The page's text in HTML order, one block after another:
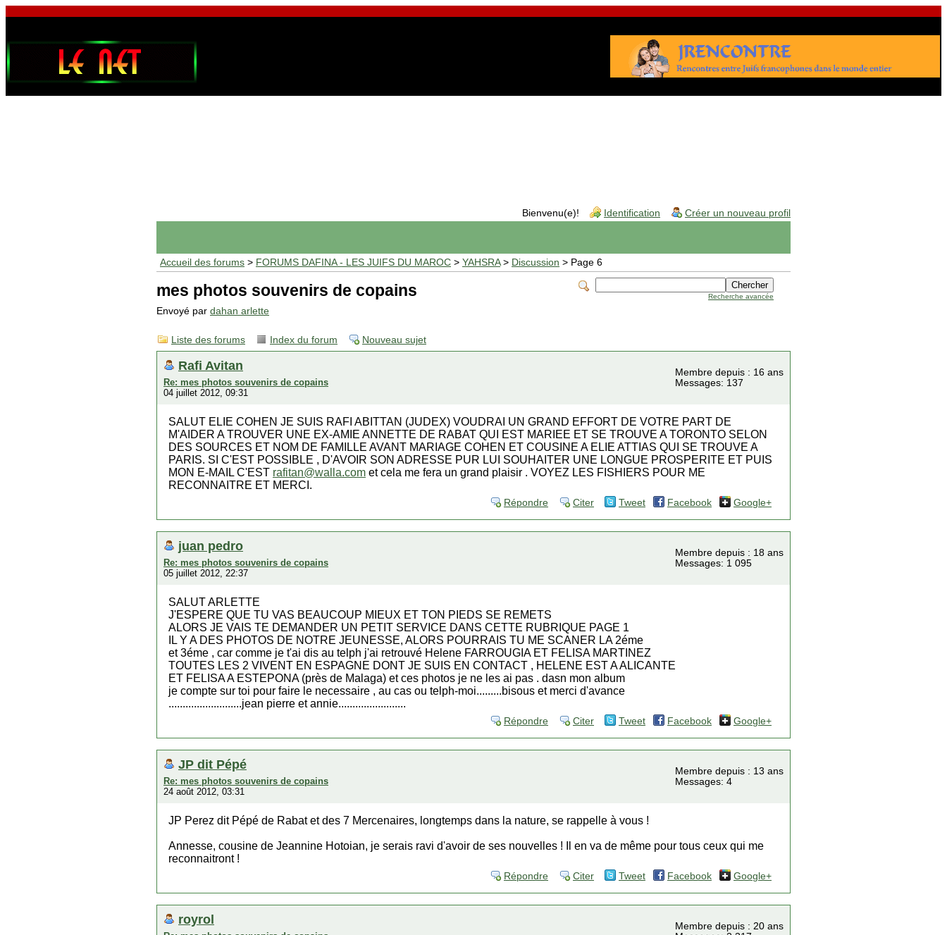
Bienvenu(e)! Identification Créer un nouveau profil
Accueil des forums > FORUMS DAFINA - LES JUIFS DU MAROC > YAHSRA> Discussion > Page 6
Recherche avancée
mes photos souvenirs de copains
Envoyé par dahan arlette
Liste des forums Index du forum Nouveau sujet
Rafi Avitan
Re: mes photos souvenirs de copains
04 juillet 2012, 09:31
Membre depuis : 16 ans
Messages: 137
SALUT ELIE COHEN JE SUIS RAFI ABITTAN (JUDEX) VOUDRAI UN GRAND EFFORT DE VOTRE PART DE
M'AIDER A TROUVER UNE EX-AMIE ANNETTE DE RABAT QUI EST MARIEE ET SE TROUVE A TORONTO SELON
DES SOURCES ET NOM DE FAMILLE AVANT MARIAGE COHEN ET COUSINE A ELIE ATTIAS QUI SE TROUVE A
PARIS. SI C'EST POSSIBLE , D'AVOIR SON ADRESSE PUR LUI SOUHAITER UNE LONGUE PROSPERITE ET PUIS
MON E-MAIL C'EST rafitan@walla.com et cela me fera un grand plaisir . VOYEZ LES FISHIERS POUR ME
RECONNAITRE ET MERCI.
Répondre Citer Tweet Facebook Google+
juan pedro
Re: mes photos souvenirs de copains
05 juillet 2012, 22:37
Membre depuis : 18 ans
Messages: 1 095
SALUT ARLETTE
J'ESPERE QUE TU VAS BEAUCOUP MIEUX ET TON PIEDS SE REMETS
ALORS JE VAIS TE DEMANDER UN PETIT SERVICE DANS CETTE RUBRIQUE PAGE 1
IL Y A DES PHOTOS DE NOTRE JEUNESSE, ALORS POURRAIS TU ME SCANER LA 2éme
et 3éme , car comme je t'ai dis au telph j'ai retrouvé Helene FARROUGIA ET FELISA MARTINEZ
TOUTES LES 2 VIVENT EN ESPAGNE DONT JE SUIS EN CONTACT , HELENE EST A ALICANTE
ET FELISA A ESTEPONA (près de Malaga) et ces photos je ne les ai pas . dasn mon album
je compte sur toi pour faire le necessaire , au cas ou telph-moi.........bisous et merci d'avance
..........................jean pierre et annie........................
Répondre Citer Tweet Facebook Google+
JP dit Pépé
Re: mes photos souvenirs de copains
24 août 2012, 03:31
Membre depuis : 13 ans
Messages: 4
JP Perez dit Pépé de Rabat et des 7 Mercenaires, longtemps dans la nature, se rappelle à vous !
Annesse, cousine de Jeannine Hotoian, je serais ravi d'avoir de ses nouvelles ! Il en va de même pour tous ceux qui me
reconnaitront !
Répondre Citer Tweet Facebook Google+
royrol
Membre depuis : 20 ans